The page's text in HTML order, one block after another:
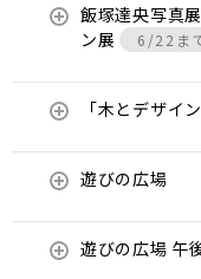
飯塚達央写真
ン展
6/22ま
「木とデザイ
遊びの広場
遊びの広場 午